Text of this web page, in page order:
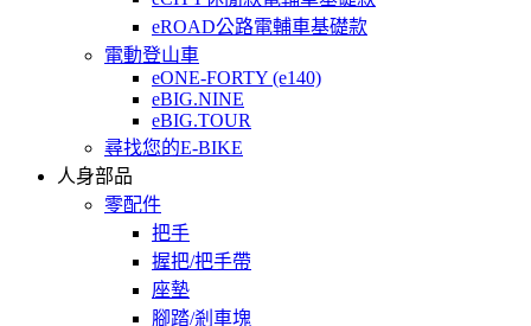
eROAD公路電輔車基礎款
電動登山車
eONE-FORTY (e140)
eBIG.NINE
eBIG.TOUR
尋找您的E-BIKE
人身部品
零配件
把手
握把/把手帶
座墊
腳踏/剎車塊